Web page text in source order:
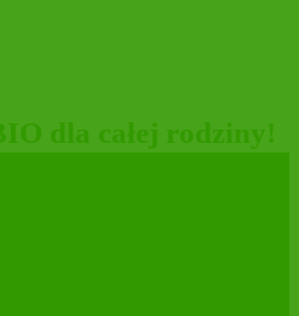
dla całej rodziny!